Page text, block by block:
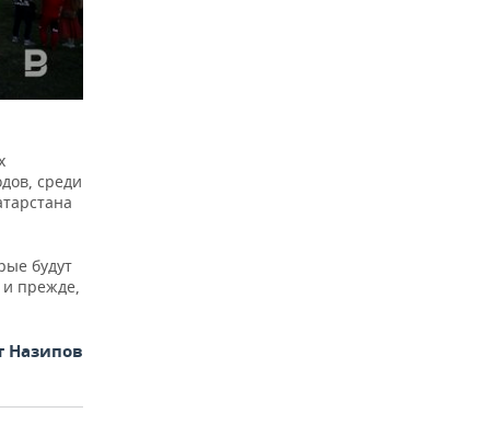
среди
будут
и прежде,
Назипов